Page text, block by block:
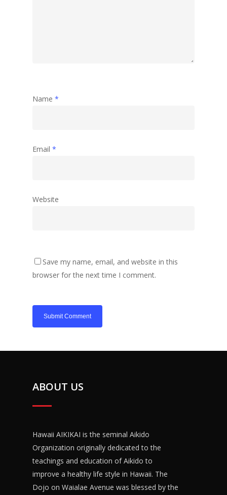
Name *
Email *
Website
Save my name, email, and website in this
browser for the next time I comment.
ABOUT US
Hawaii AIKIKAI is the seminal Aikido
Organization originally dedicated to the
teachings and education of Aikido to
improve a healthy life style in Hawaii. The
Dojo on Waialae Avenue was blessed by the